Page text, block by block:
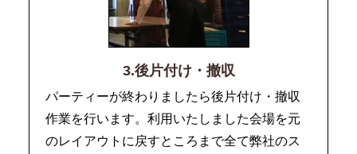
3.後片付け・撤収
パーティーが終わりましたら後片付け・撤収
作業を行います。利用いたしました会場を元
のレイアウトに戻すところまで全て弊社のス